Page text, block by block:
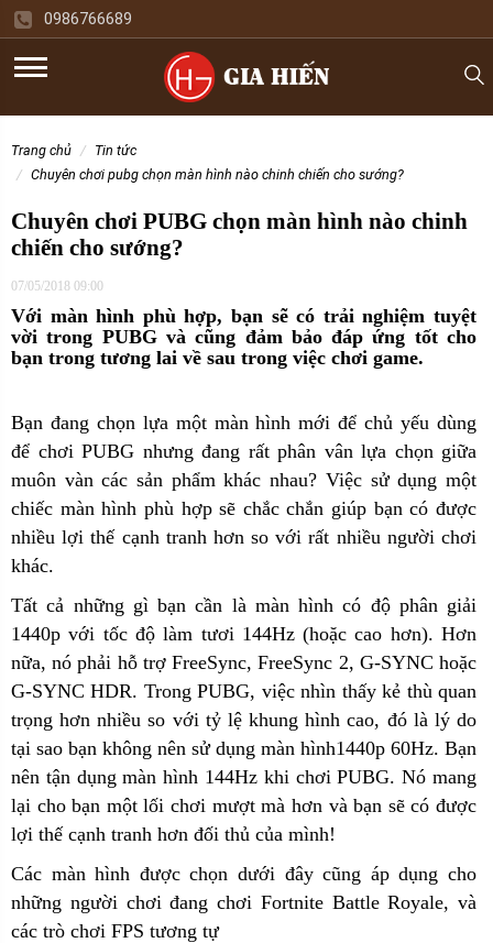
0986766689
trang chủ
tin tức
chuyên chơi pubg chọn màn hình nào chinh chiến cho sướng?
Chuyên chơi PUBG chọn màn hình nào chinh
chiến cho sướng?
07/05/2018 09:00
Với màn hình phù hợp, bạn sẽ có trải nghiệm tuyệt
vời trong PUBG và cũng đảm bảo đáp ứng tốt cho
bạn trong tương lai về sau trong việc chơi game.
Bạn đang chọn lựa một màn hình mới để chủ yếu dùng
để chơi PUBG nhưng đang rất phân vân lựa chọn giữa
muôn vàn các sản phẩm khác nhau? Việc sử dụng một
chiếc màn hình phù hợp sẽ chắc chắn giúp bạn có được
nhiều lợi thế cạnh tranh hơn so với rất nhiều người chơi
khác.
Tất cả những gì bạn cần là màn hình có độ phân giải
1440p với tốc độ làm tươi 144Hz (hoặc cao hơn). Hơn
nữa, nó phải hỗ trợ FreeSync, FreeSync 2, G-SYNC hoặc
G-SYNC HDR. Trong PUBG, việc nhìn thấy kẻ thù quan
trọng hơn nhiều so với tỷ lệ khung hình cao, đó là lý do
tại sao bạn không nên sử dụng màn hình1440p 60Hz. Bạn
nên tận dụng màn hình 144Hz khi chơi PUBG. Nó mang
lại cho bạn một lối chơi mượt mà hơn và bạn sẽ có được
lợi thế cạnh tranh hơn đối thủ của mình!
Các màn hình được chọn dưới đây cũng áp dụng cho
những người chơi đang chơi Fortnite Battle Royale, và
các trò chơi FPS tương tự